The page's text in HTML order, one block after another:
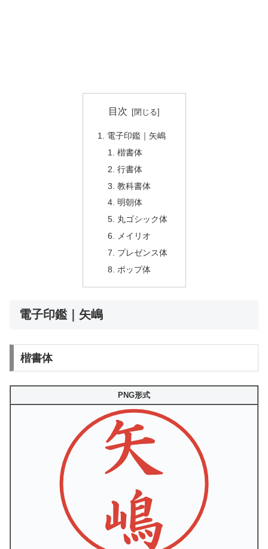
目次
電子印鑑｜矢嶋
楷書体
行書体
教科書体
明朝体
丸ゴシック体
メイリオ
プレゼンス体
ポップ体
電子印鑑｜矢嶋
楷書体
PNG形式